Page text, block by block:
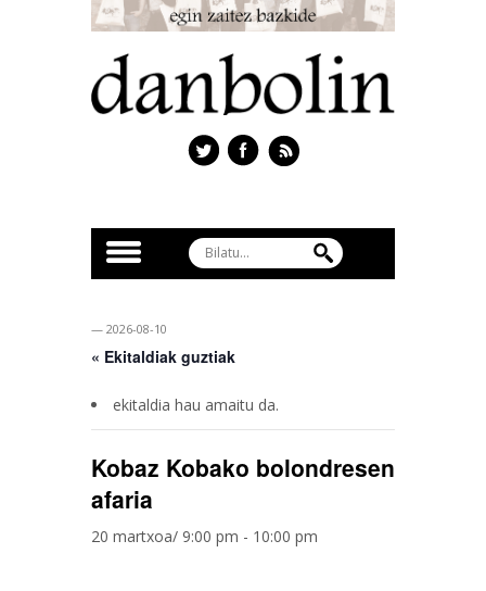
— 2026-08-10
« Ekitaldiak guztiak
ekitaldia hau amaitu da.
Kobaz Kobako bolondresen
afaria
20 martxoa/ 9:00 pm - 10:00 pm